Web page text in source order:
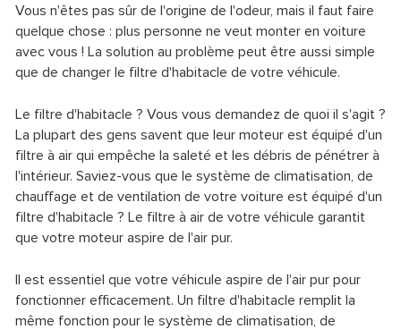
Vous n'êtes pas sûr de l'origine de l'odeur, mais il faut faire
quelque chose : plus personne ne veut monter en voiture
avec vous ! La solution au problème peut être aussi simple
que de changer le filtre d'habitacle de votre véhicule.
Le filtre d'habitacle ? Vous vous demandez de quoi il s'agit ?
La plupart des gens savent que leur moteur est équipé d'un
filtre à air qui empêche la saleté et les débris de pénétrer à
l'intérieur. Saviez-vous que le système de climatisation, de
chauffage et de ventilation de votre voiture est équipé d'un
filtre d'habitacle ? Le filtre à air de votre véhicule garantit
que votre moteur aspire de l'air pur.
Il est essentiel que votre véhicule aspire de l'air pur pour
fonctionner efficacement. Un filtre d'habitacle remplit la
même fonction pour le système de climatisation, de